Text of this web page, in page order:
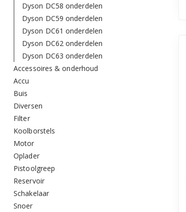
Dyson DC58 onderdelen
Dyson DC59 onderdelen
Dyson DC61 onderdelen
Dyson DC62 onderdelen
Dyson DC63 onderdelen
Accessoires & onderhoud
Accu
Buis
Diversen
Filter
Koolborstels
Motor
Oplader
Pistoolgreep
Reservoir
Schakelaar
Snoer